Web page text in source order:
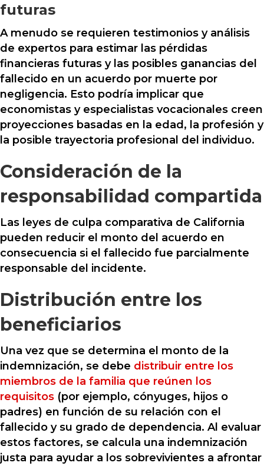
futuras
A menudo se requieren testimonios y análisis
de expertos para estimar las pérdidas
financieras futuras y las posibles ganancias del
fallecido en un acuerdo por muerte por
negligencia. Esto podría implicar que
economistas y especialistas vocacionales creen
proyecciones basadas en la edad, la profesión y
la posible trayectoria profesional del individuo.
Consideración de la
responsabilidad compartida
Las leyes de culpa comparativa de California
pueden reducir el monto del acuerdo en
consecuencia si el fallecido fue parcialmente
responsable del incidente.
Distribución entre los
beneficiarios
Una vez que se determina el monto de la
indemnización, se debe distribuir entre los
miembros de la familia que reúnen los
requisitos (por ejemplo, cónyuges, hijos o
padres) en función de su relación con el
fallecido y su grado de dependencia. Al evaluar
estos factores, se calcula una indemnización
justa para ayudar a los sobrevivientes a afrontar